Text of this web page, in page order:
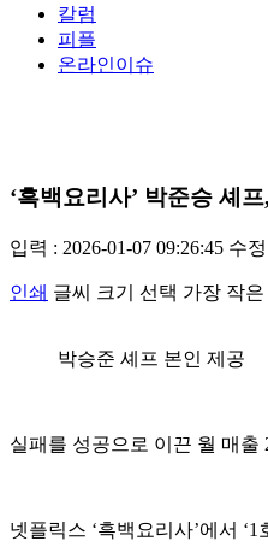
칼럼
피플
온라인이슈
‘흑백요리사’ 박준승 셰
입력 : 2026-01-07 09:26:45 수
인쇄 글씨 크기 선택 가장 작
박승준 셰프 본인 제공
실패를 성공으로 이끈 월 매출
넷플릭스 ‘흑백요리사’에서